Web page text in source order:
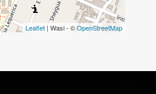
Leaflet | Wasi - ©OpenStreetMap